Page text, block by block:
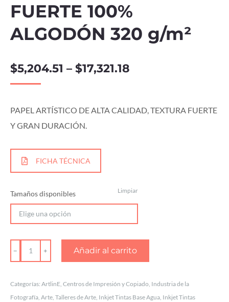
FUERTE 100%
ALGODÓN 320 g/m²
$5,204.51 – $17,321.18
PAPEL ARTÍSTICO DE ALTA CALIDAD, TEXTURA FUERTE
Y GRAN DURACIÓN.
FICHA TÉCNICA
Tamaños disponibles Limpiar
PAPEL
ESPECIAL
Añadir al carrito
Categorías: ArtlinE, Centros de Impresión y Copiado, Industria de la
Fotografía, Arte, Talleres de Arte, Inkjet Tintas Base Agua, Inkjet Tintas